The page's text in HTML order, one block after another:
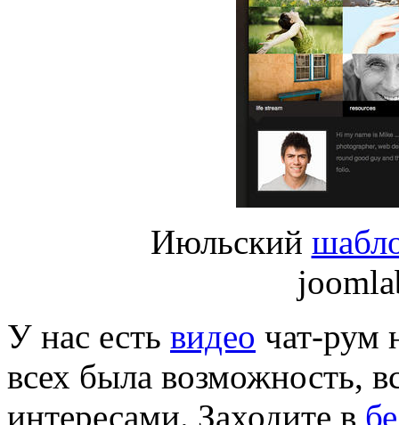
Июльский
У нас есть видео чат-рум
всех была возможность,
интересами. Заходите в